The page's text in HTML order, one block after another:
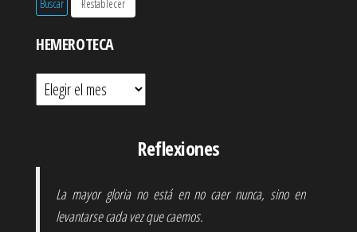
HEMEROTECA
Hemeroteca
Reflexiones
La mayor gloria no está en no caer nunca, sino en
levantarse cada vez que caemos.